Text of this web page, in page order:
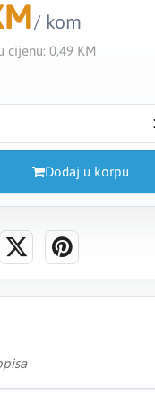
/ kom
cijenu: 0,49 KM
Dodaj u korpu